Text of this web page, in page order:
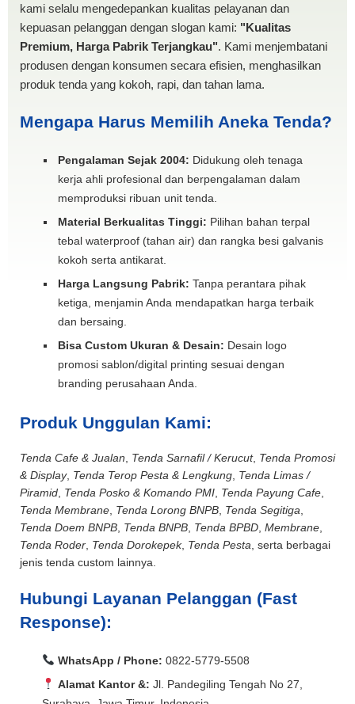
kami selalu mengedepankan kualitas pelayanan dan
kepuasan pelanggan dengan slogan kami: "Kualitas
Premium, Harga Pabrik Terjangkau". Kami menjembatani
produsen dengan konsumen secara efisien, menghasilkan
produk tenda yang kokoh, rapi, dan tahan lama.
Mengapa Harus Memilih Aneka Tenda?
Pengalaman Sejak 2004: Didukung oleh tenaga
kerja ahli profesional dan berpengalaman dalam
memproduksi ribuan unit tenda.
Material Berkualitas Tinggi: Pilihan bahan terpal
tebal waterproof (tahan air) dan rangka besi galvanis
kokoh serta antikarat.
Harga Langsung Pabrik: Tanpa perantara pihak
ketiga, menjamin Anda mendapatkan harga terbaik
dan bersaing.
Bisa Custom Ukuran & Desain: Desain logo
promosi sablon/digital printing sesuai dengan
branding perusahaan Anda.
Produk Unggulan Kami:
Tenda Cafe & Jualan Tenda Sarnafil / Kerucut, Tenda Promosi
& Display, Tenda Terop Pesta & Lengkung Tenda Limas /
Piramid Tenda Posko & Komando PMI Tenda Payung Cafe
Tenda Membrane Tenda Lorong BNPB Tenda Segitiga
Tenda Doem BNPB Tenda BNPB Tenda BPBD Membrane
Tenda Roder Tenda Dorokepek, Tenda Pesta , serta berbagai
jenis tenda custom lainnya.
Hubungi Layanan Pelanggan (Fast
Response):
WhatsApp / Phone: 0822-5779-5508
Alamat Kantor &: Jl. Pandegiling Tengah No 27,